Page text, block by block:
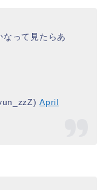
って見たらあ
April